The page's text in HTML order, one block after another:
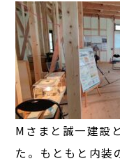
Mさまと誠一建設
た。もともと内装